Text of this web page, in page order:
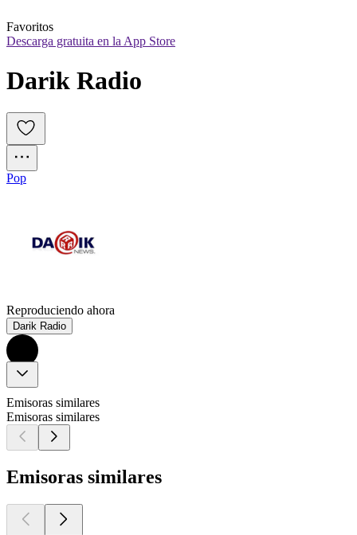
Favoritos
Descarga gratuita en la App Store
Darik Radio
Pop
Reproduciendo ahora
Darik Radio
Emisoras similares
Emisoras similares
Emisoras similares